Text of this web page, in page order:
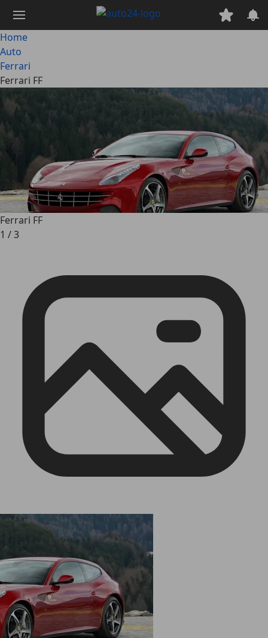
contenuto
principale
Home
Auto
Ferrari
Ferrari FF
Ferrari FF
1 /3